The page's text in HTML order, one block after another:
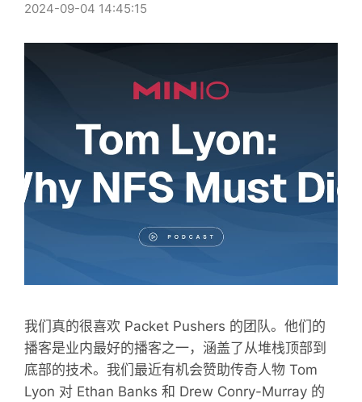
2024-09-04 14:45:15
我们真的很喜欢 Packet Pushers 的团队。他们的
播客是业内最好的播客之一，涵盖了从堆栈顶部到
底部的技术。我们最近有机会赞助传奇人物 Tom
Lyon 对 Ethan Banks 和 Drew Conry-Murray 的